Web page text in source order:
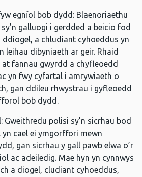
egnïol bob dydd: Blaenoriaethu
galluogi i gerdded a beicio fod
a chludiant cyhoeddus yn
leihau dibyniaeth ar geir. Rhaid
fannau gwyrdd a chyfleoedd
yn fwy cyfartal i amrywiaeth o
gan ddileu rhwystrau i gyfleoedd
bob dydd.
Gweithredu polisi sy’n sicrhau bod
cael ei ymgorffori mewn
gan sicrhau y gall pawb elwa o’r
ac adeiledig. Mae hyn yn cynnwys
a diogel, cludiant cyhoeddus,